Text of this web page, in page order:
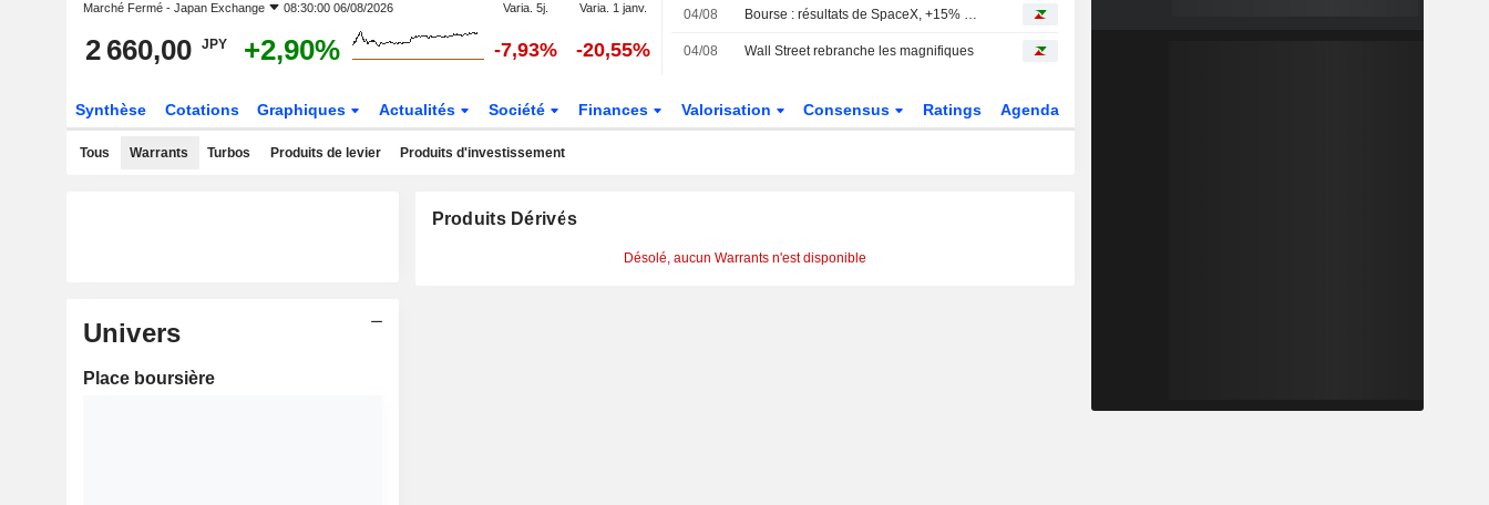
Marché Fermé - Japan Exchange 08:30:00 06/08/2026 Varia. 5j. Varia. 1 janv.
2 660,00 JPY +2,90% -7,93% -20,55%
04/08 Bourse : résultats de SpaceX, +15% pour Palantir, 30 à 40 MdsUSD pour Shein
04/08 Wall Street rebranche les magnifiques
Synthèse Cotations Graphiques Actualités Société Finances Valorisation Consensus Ratings Agenda
Tous Warrants Turbos Produits de levier Produits d'investissement
Univers
Place boursière
Produits Dérivés
Désolé, aucun Warrants n'est disponible